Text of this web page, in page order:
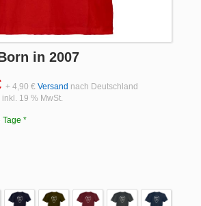
in 2007
+ 4,90 € Versand nach Deutschland
19 % MwSt.
Tage *